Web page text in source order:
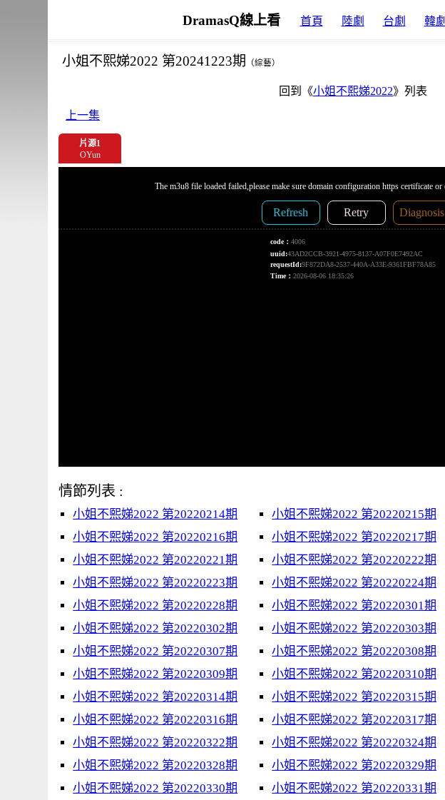
DramasQ線上看 首頁 陸劇 台劇 韓劇
小姐不熙娣2022 第20241223期 （綜藝）
回到《小姐不熙娣2022》列表
上一集
片源1
OYun
情節列表 :
小姐不熙娣2022 第20220214期
小姐不熙娣2022 第20220215期
小姐不熙娣2022 第20220216期
小姐不熙娣2022 第20220217期
小姐不熙娣2022 第20220221期
小姐不熙娣2022 第20220222期
小姐不熙娣2022 第20220223期
小姐不熙娣2022 第20220224期
小姐不熙娣2022 第20220228期
小姐不熙娣2022 第20220301期
小姐不熙娣2022 第20220302期
小姐不熙娣2022 第20220303期
小姐不熙娣2022 第20220307期
小姐不熙娣2022 第20220308期
小姐不熙娣2022 第20220309期
小姐不熙娣2022 第20220310期
小姐不熙娣2022 第20220314期
小姐不熙娣2022 第20220315期
小姐不熙娣2022 第20220316期
小姐不熙娣2022 第20220317期
小姐不熙娣2022 第20220322期
小姐不熙娣2022 第20220324期
小姐不熙娣2022 第20220328期
小姐不熙娣2022 第20220329期
小姐不熙娣2022 第20220330期
小姐不熙娣2022 第20220331期